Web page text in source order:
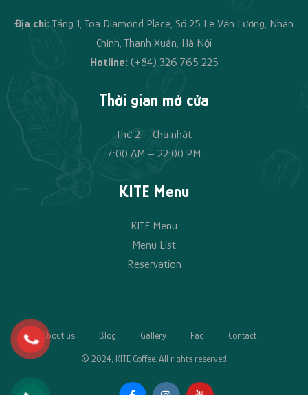
Địa chỉ:Tầng 1, Tòa Diamond Place, Số 25 Lê Văn Lương, Nhân
Chính, Thanh Xuân, Hà Nội
Hotline: (+84) 326 765 225
Thời gian mở cửa
Thứ 2 – Chủ nhật
7:00 AM – 22:00 PM
KITE Menu
KITE Menu
Menu List
Reservation
About us Blog Gallery Faq Contact
© 2024, KITE Coffee. All rights reserved